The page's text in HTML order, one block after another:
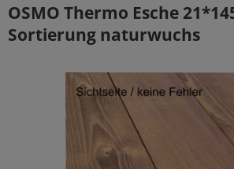
OSMO Thermo Esche
Sortierung naturwuchs